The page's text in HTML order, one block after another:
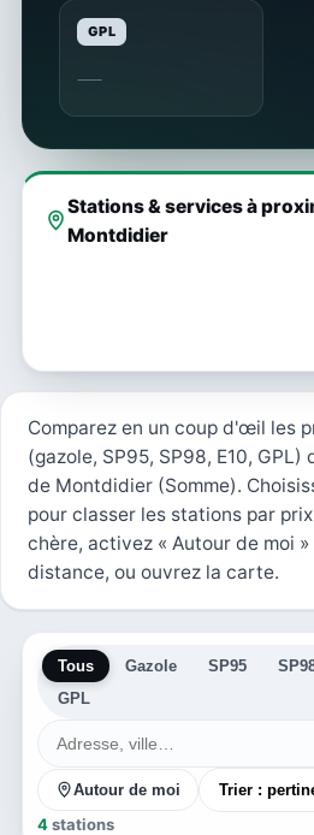
GPL
—
Stations & services à
Montdidier
Comparez en un coup d'œil les
(gazole, SP95, SP98, E10, GPL)
de Montdidier (Somme).
pour classer les stations par
chère, activez « Autour de moi
distance, ou ouvrez la carte.
Tous Gazole SP95
GPL
Autour de moi
4stations